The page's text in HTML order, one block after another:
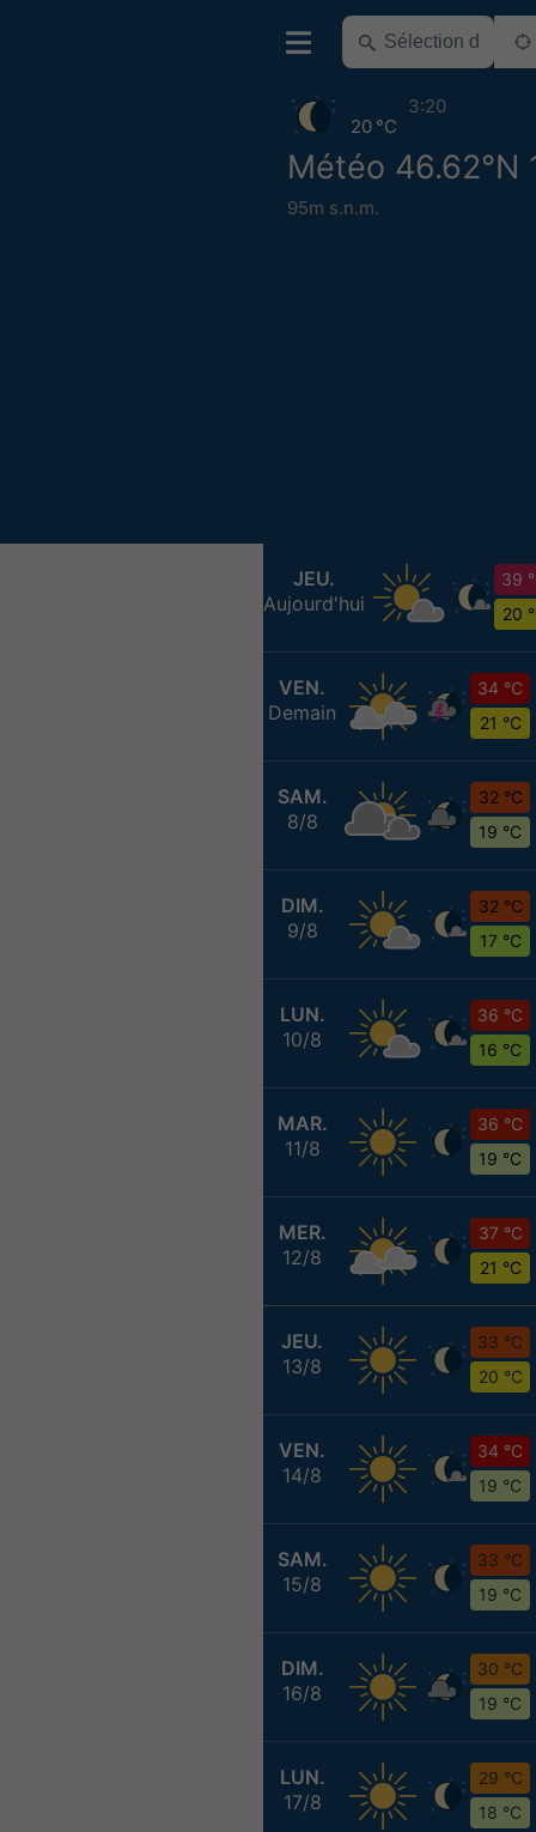
Météo 46.62°N
95m s.n.m.
20 °C
3:20
JEU.
Aujourd'hui
39
20
VEN.
Demain
34 °C
21 °C
SAM.
8/8
32 °C
19 °C
DIM.
9/8
32 °C
17 °C
LUN.
10/8
36 °C
16 °C
MAR.
11/8
36 °C
19 °C
MER.
12/8
37 °C
21 °C
JEU.
13/8
33 °C
20 °C
VEN.
14/8
34 °C
19 °C
SAM.
15/8
33 °C
19 °C
DIM.
16/8
30 °C
19 °C
LUN.
17/8
29 °C
18 °C